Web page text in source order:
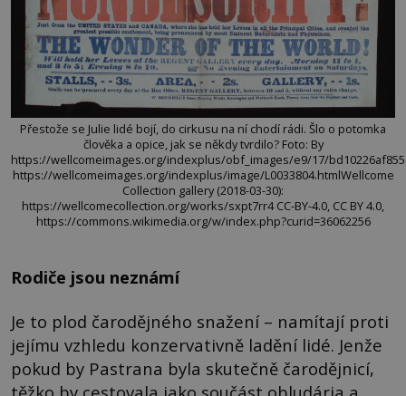
Přestože se Julie lidé bojí, do cirkusu na ní chodí rádi. Šlo o potomka
člověka a opice, jak se někdy tvrdilo? Foto: By
https://wellcomeimages.org/indexplus/obf_images/e9/17/
https://wellcomeimages.org/indexplus/image/L0033804.htmlWellcome
Collection gallery (2018-03-30):
https://wellcomecollection.org/works/sxpt7rr4 CC-BY-4.0, CC BY 4.0,
https://commons.wikimedia.org/w/index.php?curid=36062256
Rodiče jsou neznámí
Je to plod čarodějného snažení – namítají proti
jejímu vzhledu konzervativně ladění lidé. Jenže
pokud by Pastrana byla skutečně čarodějnicí,